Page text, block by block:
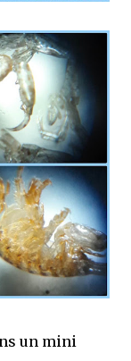
un mini